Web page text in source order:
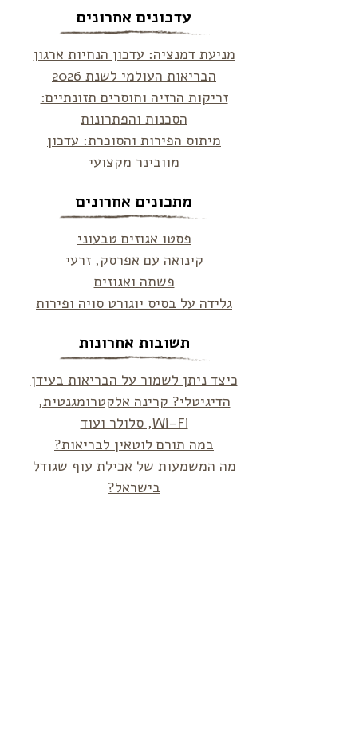
עדכונים אחרונים
מניעת דמנציה: עדכון הנחיות ארגון
הבריאות העולמי לשנת 2026
זריקות הרזיה וחוסרים תזונתיים:
הסכנות והפתרונות
מיתוס הפירות והסוכרת: עדכון
מוובינר מקצועי
מתכונים אחרונים
פסטו אגוזים טבעוני
קינואה עם אפרסק, זרעי
פשתה ואגוזים
גלידה על בסיס יוגורט סויה ופירות
תשובות אחרונות
כיצד ניתן לשמור על הבריאות בעידן
הדיגיטלי? קרינה אלקטרומגנטית,
Wi-Fi, סלולר ועוד
במה תורם לוטאין לבריאות?
מה המשמעות של אכילת עוף שגודל
בישראל?